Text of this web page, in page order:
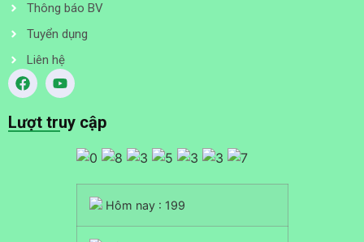
Thông báo BV
Tuyển dụng
Liên hệ
Lượt truy cập
Hôm nay : 199